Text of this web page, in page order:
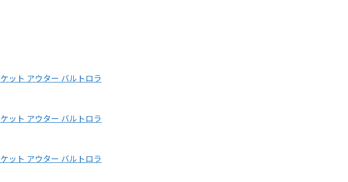
ット アウター バルトロラ
ット アウター バルトロラ
ット アウター バルトロラ